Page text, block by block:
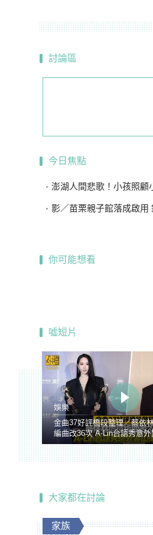
討論區
今日焦點
澎湖人間悲歌！小孩照顧
影／苗栗親子館落成啟用
你可能想看
噓短片
娛樂
金曲37好評橋段整理／蔡依
編曲改36次 A-Lin台語秀意
腔
大家都在討論
家族